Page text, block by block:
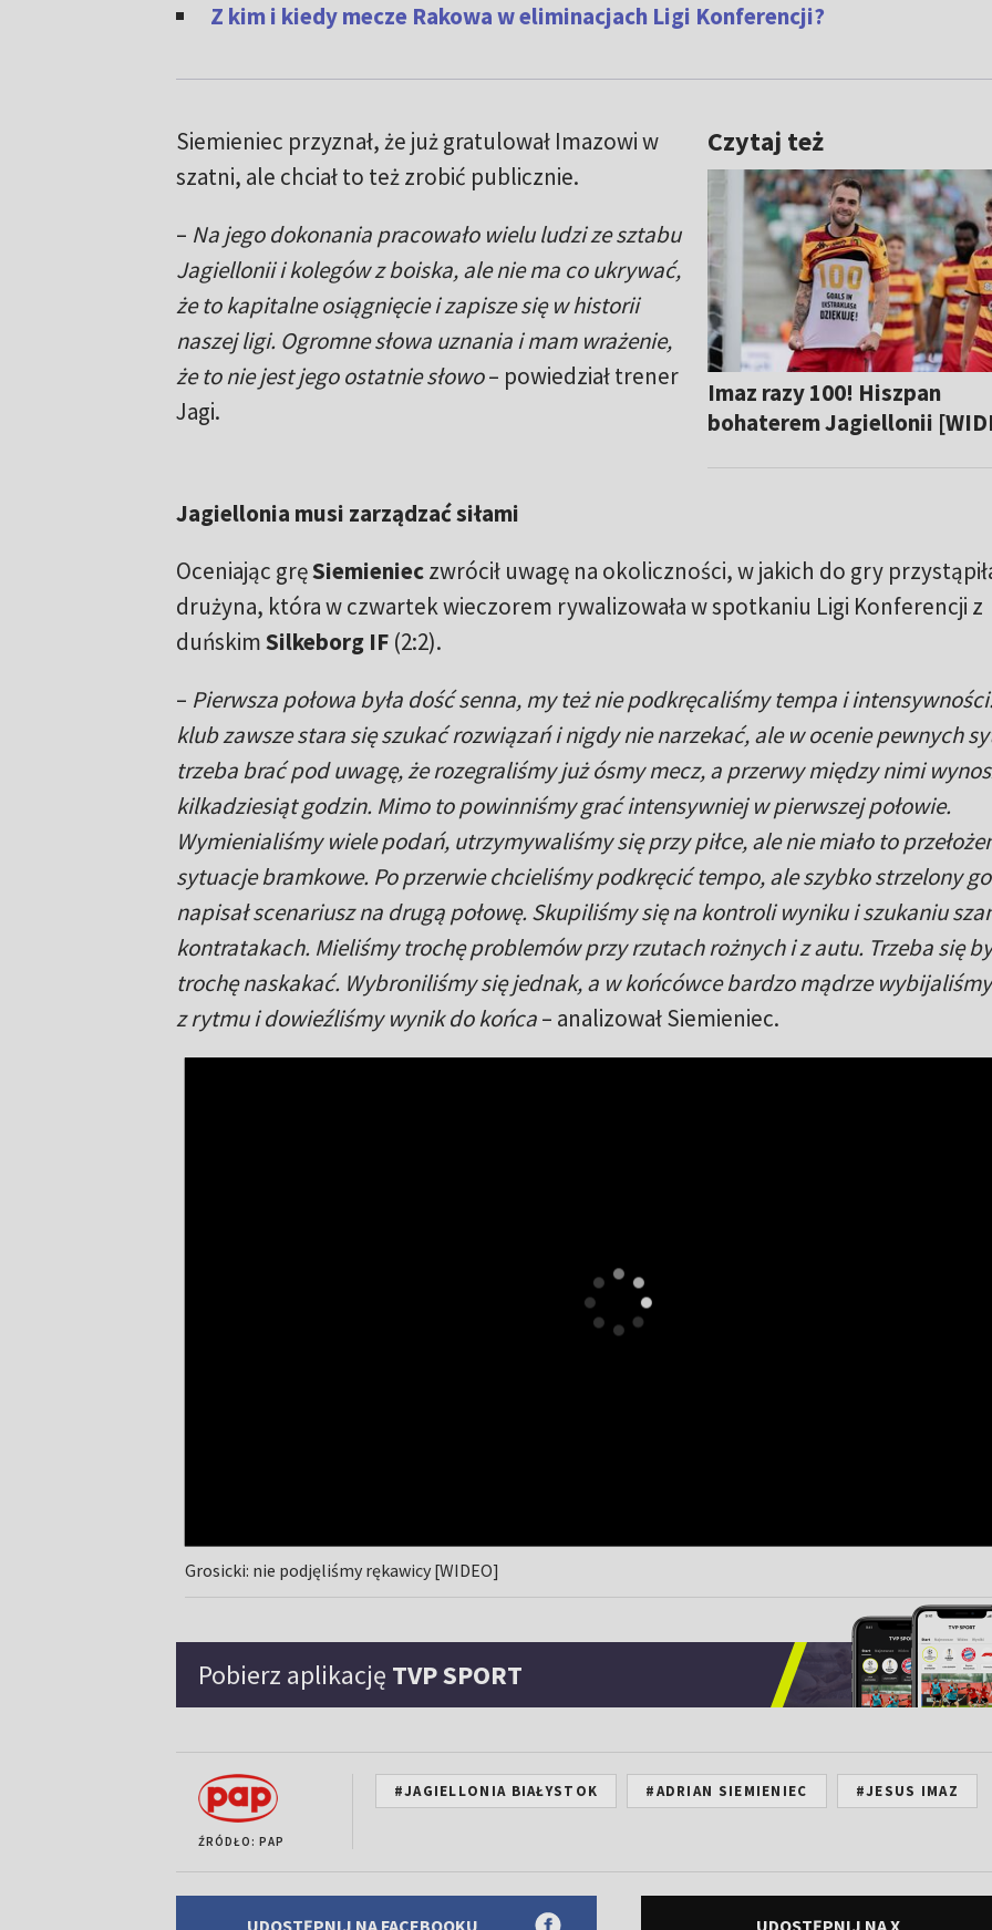
Z kim i kiedy mecze Rakowa w eliminacjach Ligi Konferencji?
Czytaj też
Imaz razy 100! Hiszpan
bohaterem Jagiellonii
Siemieniec przyznał, że już gratulował Imazowi w
szatni, ale chciał to też zrobić publicznie.
– Na jego dokonania pracowało wielu ludzi ze sztabu
Jagiellonii i kolegów z boiska, ale nie ma co ukrywać,
że to kapitalne osiągnięcie i zapisze się w historii
naszej ligi. Ogromne słowa uznania i mam wrażenie,
że to nie jest jego ostatnie słowo– powiedział trener
Jagi.
Jagiellonia musi zarządzać siłami
Oceniając gręSiemienieczwrócił uwagę na okoliczności, w jakich do gry
drużyna, która w czwartek wieczorem rywalizowała w spotkaniu Ligi Konferencji z
duńskimSilkeborg IF(2:2).
– Pierwsza połowa była dość senna, my też nie podkręcaliśmy tempa i
klub zawsze stara się szukać rozwiązań i nigdy nie narzekać, ale w ocenie pewnych
trzeba brać pod uwagę, że rozegraliśmy już ósmy mecz, a przerwy między nimi
kilkadziesiąt godzin. Mimo to powinniśmy grać intensywniej w pierwszej połowie.
Wymienialiśmy wiele podań, utrzymywaliśmy się przy piłce, ale nie miało to
sytuacje bramkowe. Po przerwie chcieliśmy podkręcić tempo, ale szybko strzelony
napisał scenariusz na drugą połowę. Skupiliśmy się na kontroli wyniku i szukaniu
kontratakach. Mieliśmy trochę problemów przy rzutach rożnych i z autu. Trzeba się
trochę naskakać. Wybroniliśmy się jednak, a w końcówce bardzo mądrze
z rytmu i dowieźliśmy wynik do końca– analizował Siemieniec.
Grosicki: nie podjęliśmy rękawicy [WIDEO]
Pobierz aplikację TVP SPORT
ŹRÓDŁO: PAP
#JAGIELLONIA BIAŁYSTOK #ADRIAN SIEMIENIEC #JESUS IMAZ
UDOSTĘPNIJ NA FACEBOOKU UDOSTĘPNIJ NA X